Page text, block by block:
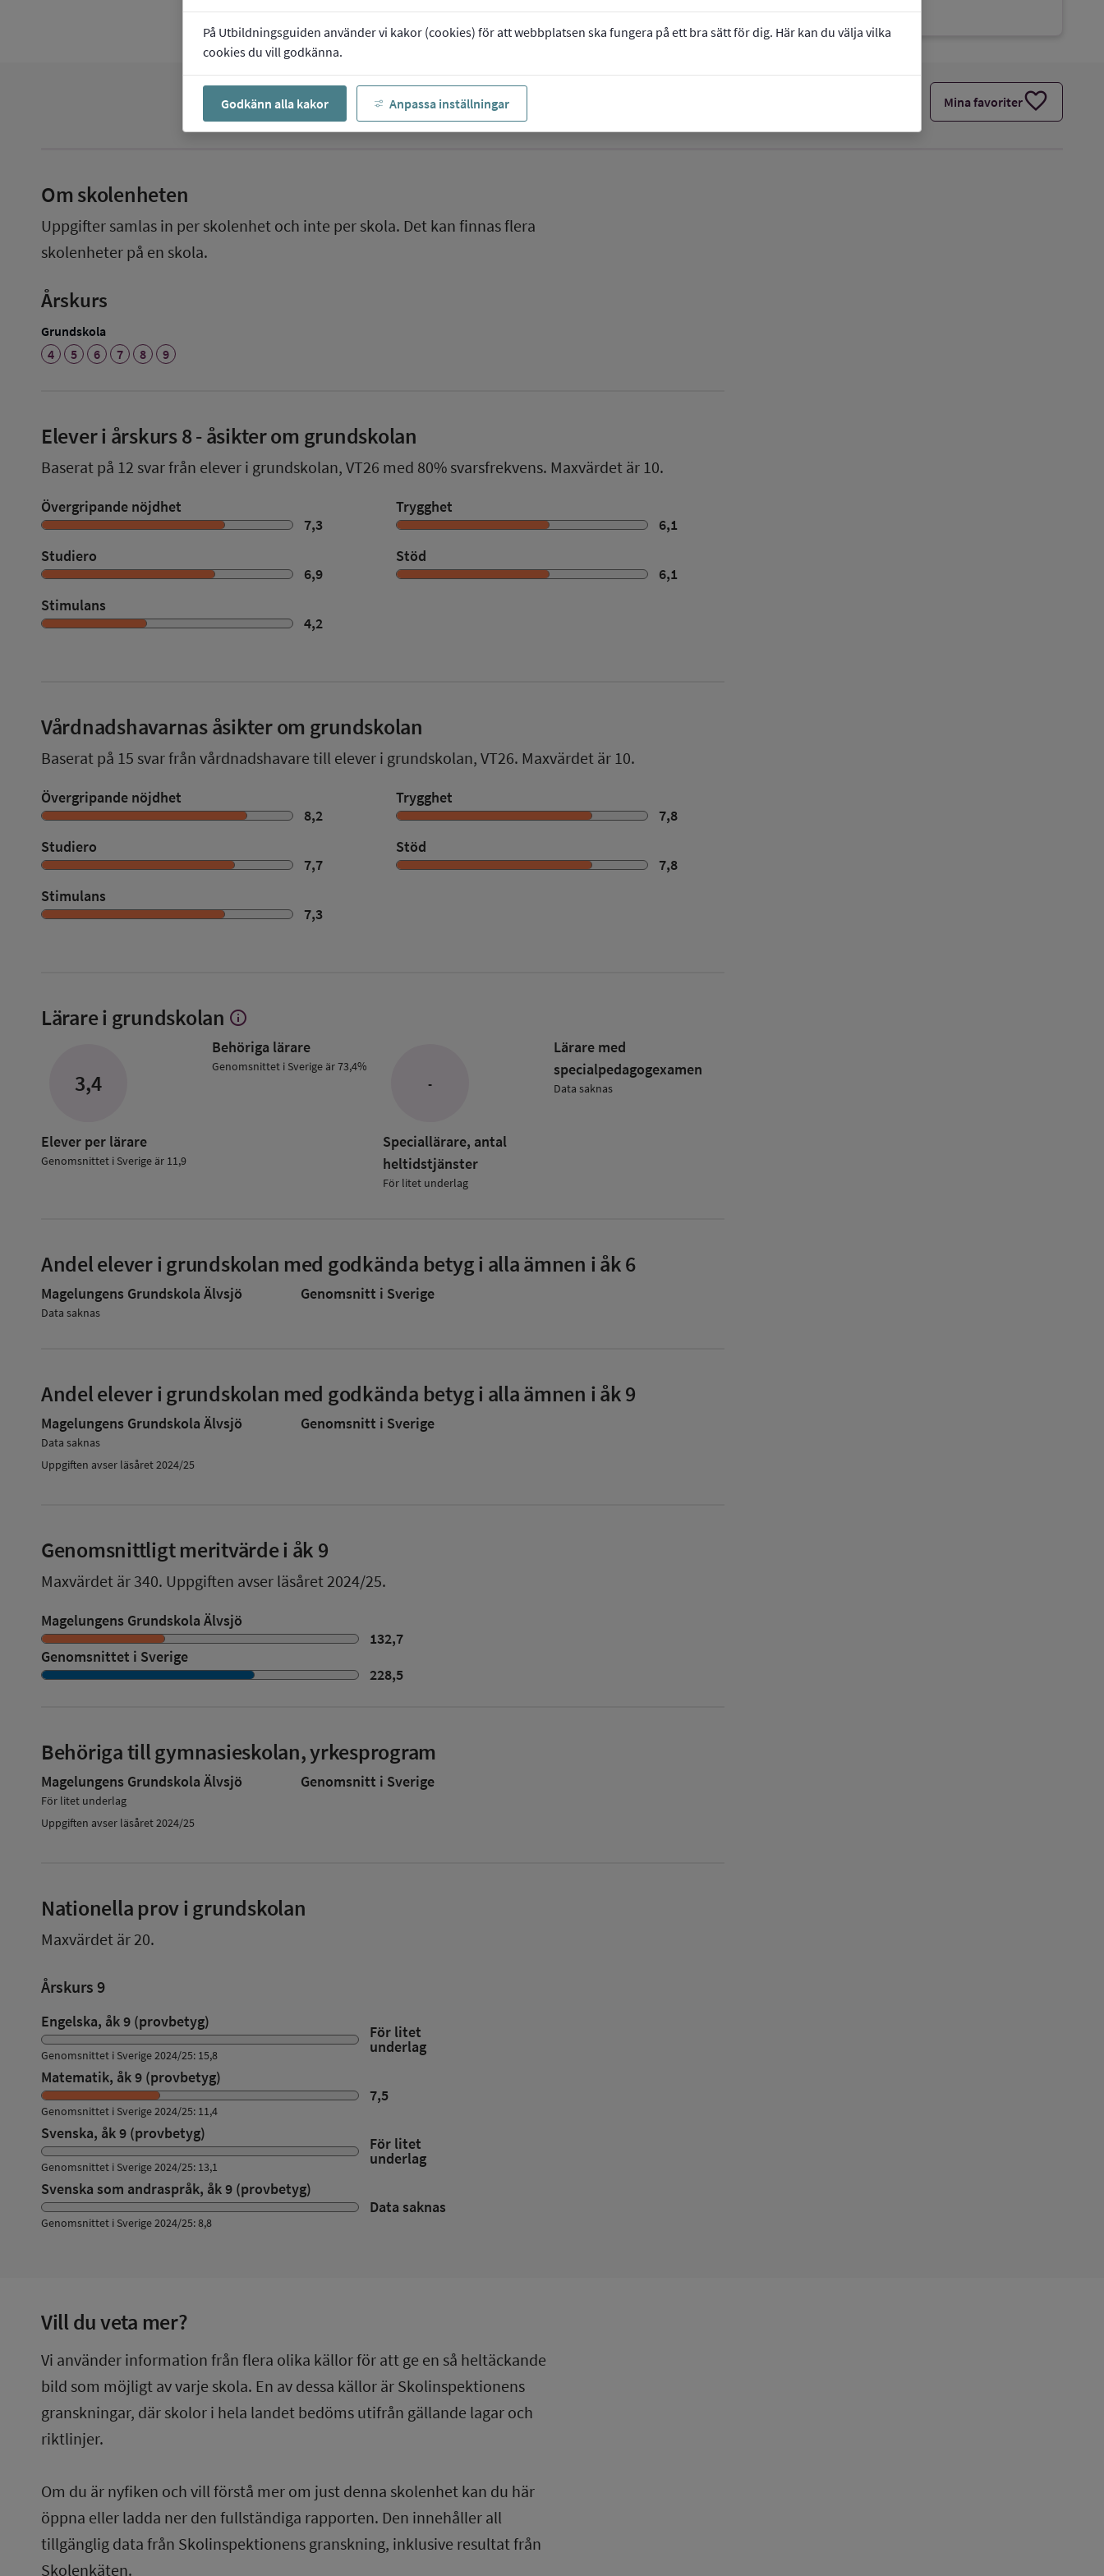
På Utbildningsguiden använder vi kakor (cookies) för att webbplatsen ska fungera på ett bra sätt för dig. Här kan du välja vilka
cookies du vill godkänna.
Godkänn alla kakor Anpassa inställningar Mina favoriterfavorite
Om skolenheten
Uppgifter samlas in per skolenhet och inte per skola. Det kan finnas flera
skolenheter på en skola.
Årskurs
Grundskola
4
5 6 7 8 9
Elever i årskurs 8- åsikter om grundskolan
Baserat på 12 svar från elever i grundskolan, VT26 med 80% svarsfrekvens. Maxvärdet är 10.
Övergripande nöjdhet
7,3
Trygghet
6,1
Studiero
6,9
Stöd
6,1
Stimulans
4,2
Vårdnadshavarnas åsikter om grundskolan
Baserat på 15 svar från vårdnadshavare till elever i grundskolan, VT26. Maxvärdet är 10.
Övergripande nöjdhet
8,2
Trygghet
7,8
Studiero
7,7
Stöd
7,8
Stimulans
7,3
Lärare i grundskolan Visa
om
Lärare
info
3,4
Elever per lärare
Genomsnittet i Sverige är 11,9
Behöriga lärare
Genomsnittet i Sverige är 73,4%
-
Speciallärare, antal
heltidstjänster
För litet underlag
Lärare med
specialpedagog­examen
Data saknas
Andel elever i grundskolan med godkända betyg i alla ämnen i åk 6
Magelungens Grundskola Älvsjö
Data saknas
Genomsnitt i Sverige
Andel elever i grundskolan med godkända betyg i alla ämnen i åk 9
Magelungens Grundskola Älvsjö
Data saknas
Genomsnitt i Sverige
Uppgiften avser läsåret 2024/25
Genomsnittligt meritvärde i åk 9
Maxvärdet är 340. Uppgiften avser läsåret 2024/25.
Magelungens Grundskola Älvsjö
132,7
Genomsnittet i Sverige
228,5
Behöriga till gymnasieskolan, yrkesprogram
Magelungens Grundskola Älvsjö
För litet underlag
Genomsnitt i Sverige
Uppgiften avser läsåret 2024/25
Nationella prov i grundskolan
Maxvärdet är 20.
Årskurs 9
Engelska, åk 9 (provbetyg)
För litet
underlag
Genomsnittet i Sverige 2024/25: 15,8
Matematik, åk 9 (provbetyg)
7,5
Genomsnittet i Sverige 2024/25: 11,4
Svenska, åk 9 (provbetyg)
För litet
underlag
Genomsnittet i Sverige 2024/25: 13,1
Svenska som andraspråk, åk 9 (provbetyg)
Data saknas
Genomsnittet i Sverige 2024/25: 8,8
Vill du veta mer?
Vi använder information från flera olika källor för att ge en så heltäckande
bild som möjligt av varje skola. En av dessa källor är Skolinspektionens
granskningar, där skolor i hela landet bedöms utifrån gällande lagar och
riktlinjer.
Om du är nyfiken och vill förstå mer om just denna skolenhet kan du här
öppna eller ladda ner den fullständiga rapporten. Den innehåller all
tillgänglig data från Skolinspektionens granskning, inklusive resultat från
Skolenkäten.